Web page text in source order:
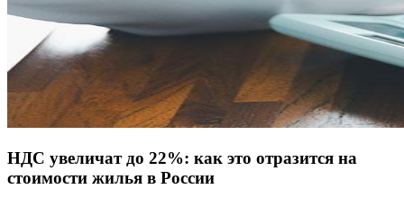
НДС увеличат до 22%: как это отразится на
стоимости жилья в России